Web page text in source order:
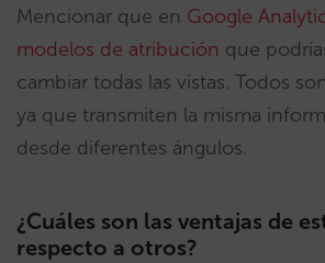
Mencionar que en Google
modelos de atribución que
cambiar todas las vistas. Todos
ya que transmiten la misma
desde diferentes ángulos.
¿Cuáles son las ventajas de
respecto a otros?